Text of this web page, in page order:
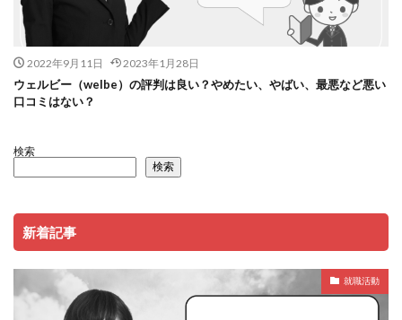
2022年9月11日 2023年1月28日
ウェルビー（welbe）の評判は良い？やめたい、やばい、最悪など悪い
口コミはない？
検索
検索
新着記事
就職活動